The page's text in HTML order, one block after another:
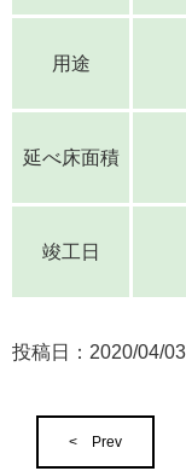
用途
延べ床面積
竣工日
投稿日： 2020/04/03
< Prev